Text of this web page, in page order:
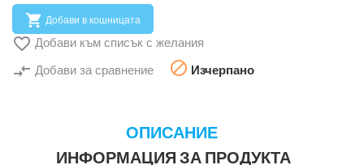
 Добави в кошницата
 Добави към списък с желания
compare_arrows Добави за сравнение  Изчерпано
ОПИСАНИЕ
ИНФОРМАЦИЯ ЗА ПРОДУКТА